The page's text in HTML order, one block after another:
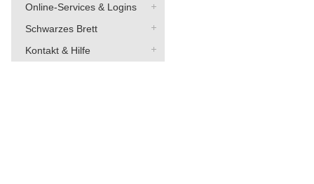
Online-Services & Logins
Schwarzes Brett
Kontakt & Hilfe